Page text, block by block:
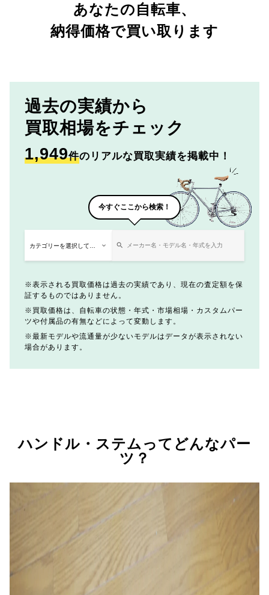
あなたの自転車、
納得価格で買い取ります
過去の実績から
買取相場をチェック
1,949件のリアルな買取実績を掲載中！
今すぐここから検索！
表示される買取価格は過去の実績であり、現在の査定額を保
証するものではありません。
買取価格は、自転車の状態・年式・市場相場・カスタムパー
ツや付属品の有無などによって変動します。
最新モデルや流通量が少ないモデルはデータが表示されない
場合があります。
ハンドル・ステムってどんなパー
ツ？